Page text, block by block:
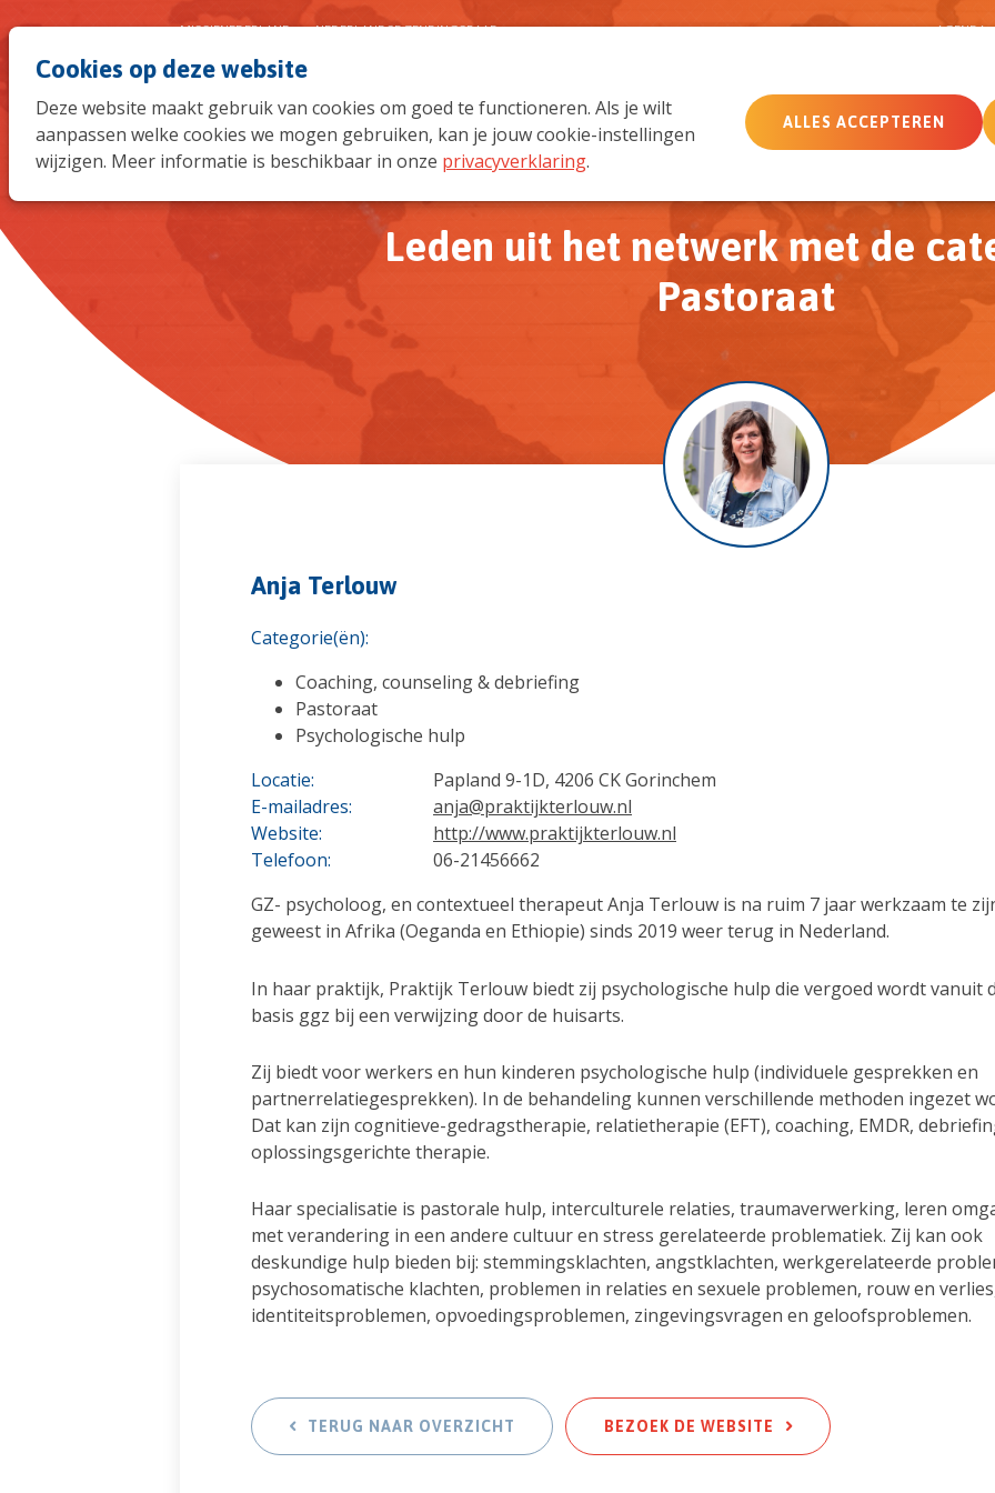
Cookies op deze website
Deze website maakt gebruik van cookies om goed te functioneren. Als je wilt
aanpassen welke cookies we mogen gebruiken, kan je jouw cookie-instellingen
wijzigen. Meer informatie is beschikbaar in onze privacyverklaring.
ALLES ACCEPTEREN
MemberCare Netwerk
MISSIENEDERLAND NEDERLANDSE ZENDINGSRAAD AGENDA
Leden uit het netwerk met de
Pastoraat
Anja Terlouw
Categorie(ën):
Coaching, counseling & debriefing
Pastoraat
Psychologische hulp
Locatie:
Papland 9-1D, 4206 CK Gorinchem
E-mailadres:
anja@praktijkterlouw.nl
Website:
http://www.praktijkterlouw.nl
Telefoon:
06-21456662
GZ- psycholoog, en contextueel therapeut Anja Terlouw is na ruim 7 jaar werkzaam te
geweest in Afrika (Oeganda en Ethiopie) sinds 2019 weer terug in Nederland.
In haar praktijk, Praktijk Terlouw biedt zij psychologische hulp die vergoed wordt vanuit
basis ggz bij een verwijzing door de huisarts.
Zij biedt voor werkers en hun kinderen psychologische hulp (individuele gesprekken en
partnerrelatie­gesprek­ken). In de behandeling kunnen verschillende methoden ingezet
Dat kan zijn cognitieve-gedragstherapie, relatietherapie (EFT), coaching, EMDR,
oplossingsgerichte therapie.
Haar specialisatie is pastorale hulp, interculturele relaties, traumaverwerking, leren
met verandering in een andere cultuur en stress gerelateerde problematiek. Zij kan ook
deskundige hulp bieden bij: stemmingsklachten, angstklachten, werkgerelateerde
psychosomatische klachten, problemen in relaties en sexuele problemen, rouw en
identiteitsproblemen, opvoedingsproblemen, zingevingsvragen en geloofsproblemen.
TERUG NAAR OVERZICHT BEZOEK DE WEBSITE